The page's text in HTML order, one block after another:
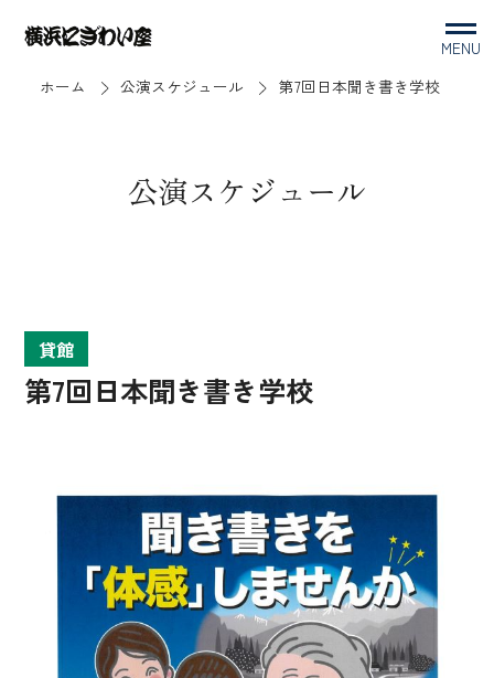
MENU
ホーム
公演スケジュール 第7回日本聞き書き学校
公演スケジュール
貸館
第7回日本聞き書き学校